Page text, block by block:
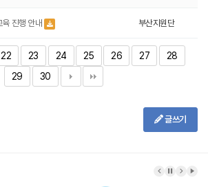
육 진행 안내 부산지원단
22 23 24 25 26 27
28
29
30
글쓰기